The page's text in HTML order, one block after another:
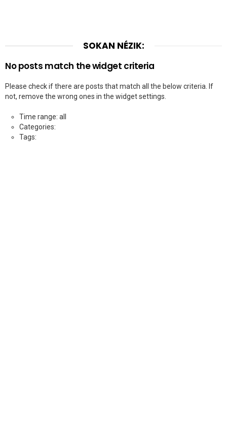
SOKAN NÉZIK:
No posts match the widget criteria
Please check if there are posts that match all the below criteria. If
not, remove the wrong ones in the widget settings.
Time range: all
Categories:
Tags: